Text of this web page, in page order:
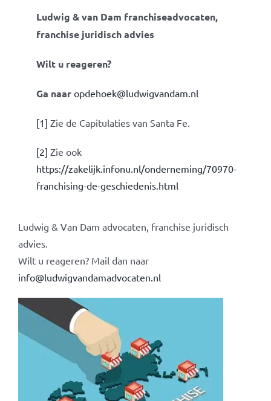
Ludwig & van Dam franchiseadvocaten,
franchise juridisch advies
Wilt u reageren?
Ga naar opdehoek@ludwigvandam.nl
[1] Zie de Capitulaties van Santa Fe.
[2] Zie ook
https://zakelijk.infonu.nl/onderneming/70970-
franchising-de-geschiedenis.html
Ludwig & Van Dam advocaten, franchise juridisch
advies.
Wilt u reageren? Mail dan naar
info@ludwigvandamadvocaten.nl